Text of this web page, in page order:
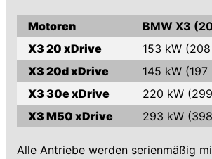
Motoren
BMW X3
X3 20 xDrive
153 kW (208
X3 20d xDrive
145 kW (197
X3 30e xDrive
220 kW
X3 M50 xDrive
293 kW
Alle Antriebe werden serienmäßig